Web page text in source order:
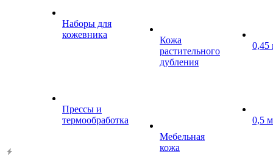
Наборы для
кожевника
Прессы и
термообработка
Кожа
растительного
дубления
Мебельная
кожа
0,45
0,5